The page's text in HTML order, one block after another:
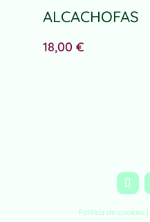
t
v
ALCACHOFAS
18,00 €
Política de cookies |